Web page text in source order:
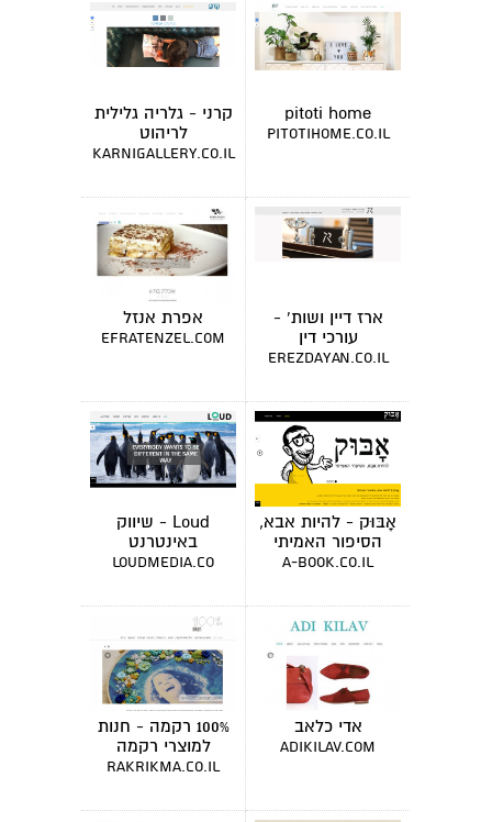
pitoti home
pitotihome.co.il
קרני - גלריה גלילית
לריהוט
karnigallery.co.il
ארז דיין ושות' -
עורכי דין
erezdayan.co.il
אפרת אנזל
efratenzel.com
אָבּוּק - להיות אבא,
הסיפור האמיתי
a-book.co.il
Loud - שיווק
באינטרנט
loudmedia.co
אדי כלאב
adikilav.com
100% רקמה - חנות
למוצרי רקמה
rakrikma.co.il